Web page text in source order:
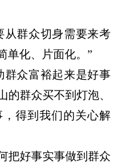
从群众切身需要来考
单化、片面化。”
群众富裕起来是好事
群众买不到灯泡、
得到我们的关心解
把好事实事做到群众